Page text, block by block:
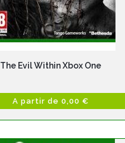
The Evil Within Xbox One
A partir de 0,00 €